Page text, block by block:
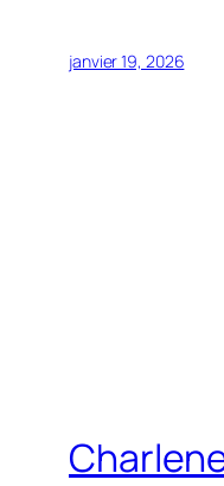
janvier 19, 2026